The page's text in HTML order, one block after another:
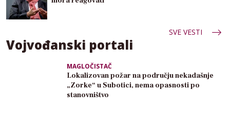
SVE VESTI
Vojvođanski portali
MAGLOČISTAČ
Lokalizovan požar na području nekadašnje
„Zorke“ u Subotici, nema opasnosti po
stanovništvo